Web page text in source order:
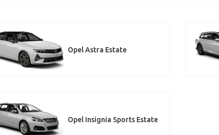
Opel Astra Estate
Opel Insignia Sports Estate